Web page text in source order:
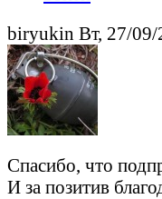
biryukin Вт, 27/09/
Спасибо, что
И за позитив